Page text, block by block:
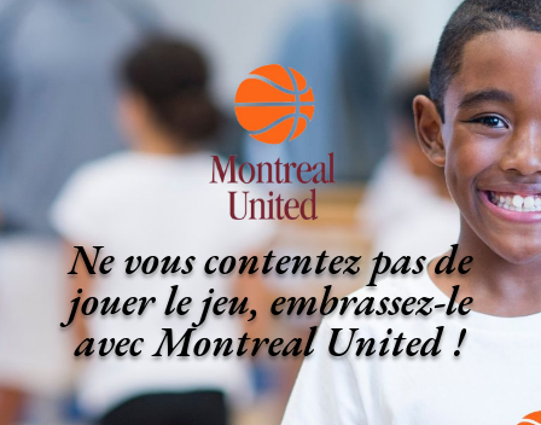
Ne vous contentez pas de
jouer le jeu, embrassez-le
avec Montreal United !